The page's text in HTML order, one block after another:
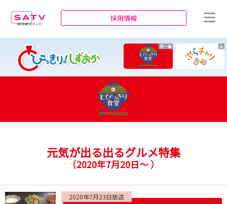
採用情報
月～金 土
元気が出る出るグルメ特集
（2020年7月20日～）
2020年7月23日放送